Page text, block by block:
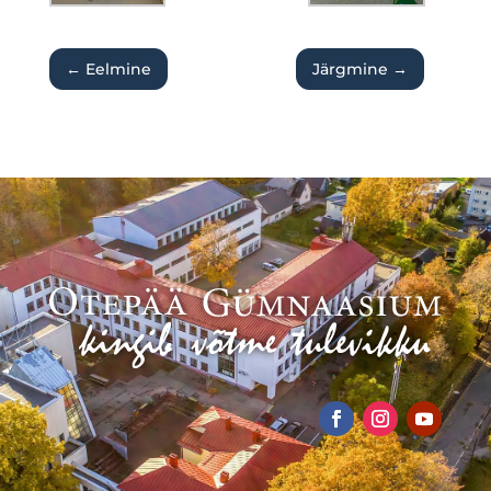
← Eelmine Järgmine →